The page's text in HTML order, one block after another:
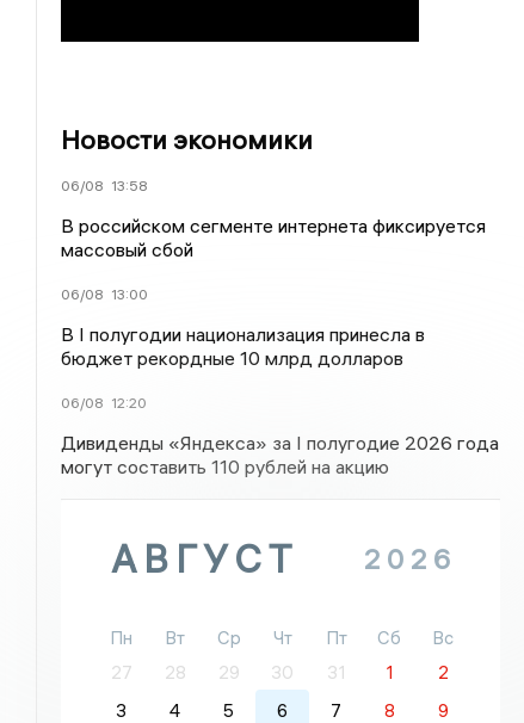
Новости экономики
06/08 13:58
В российском сегменте интернета фиксируется
массовый сбой
06/08 13:00
В I полугодии национализация принесла в
бюджет рекордные 10 млрд долларов
06/08 12:20
Дивиденды «Яндекса» за I полугодие 2026 года
могут составить 110 рублей на акцию
АВГУСТ 2026
Пн Вт Ср Чт Пт Сб
Вс
27
28 29 30 31 1
2
3
4 5 6 7 8
9